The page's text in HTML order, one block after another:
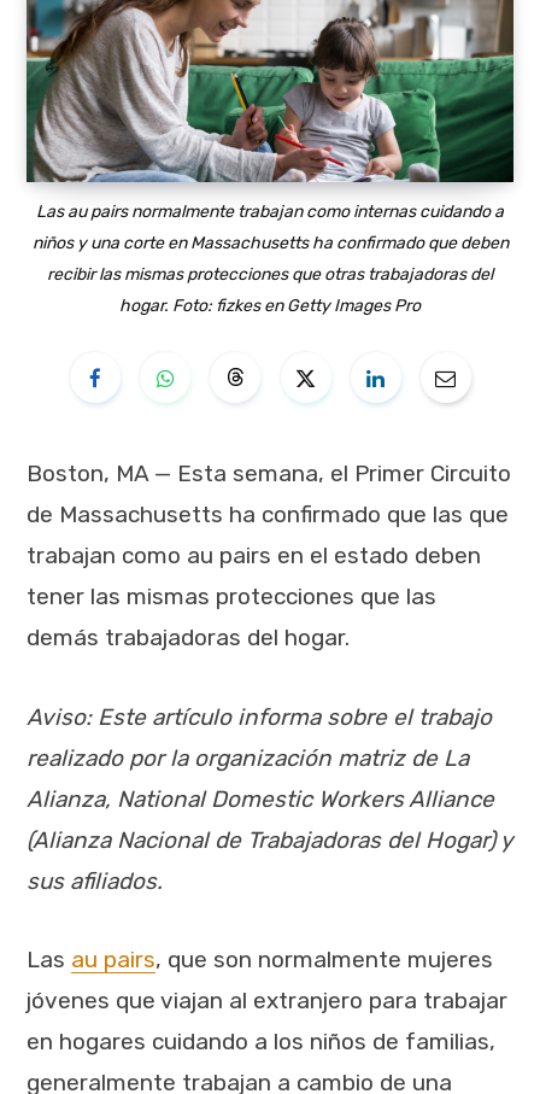
Las au pairs normalmente trabajan como internas cuidando a
niños y una corte en Massachusetts ha confirmado que deben
recibir las mismas protecciones que otras trabajadoras del
hogar. Foto: fizkes en Getty Images Pro
Boston, MA — Esta semana, el Primer Circuito
de Massachusetts ha confirmado que las que
trabajan como au pairs en el estado deben
tener las mismas protecciones que las
demás trabajadoras del hogar.
Aviso: Este artículo informa sobre el trabajo
realizado por la organización matriz de La
Alianza, National Domestic Workers Alliance
(Alianza Nacional de Trabajadoras del Hogar) y
sus afiliados.
Las au pairs, que son normalmente mujeres
jóvenes que viajan al extranjero para trabajar
en hogares cuidando a los niños de familias,
generalmente trabajan a cambio de una